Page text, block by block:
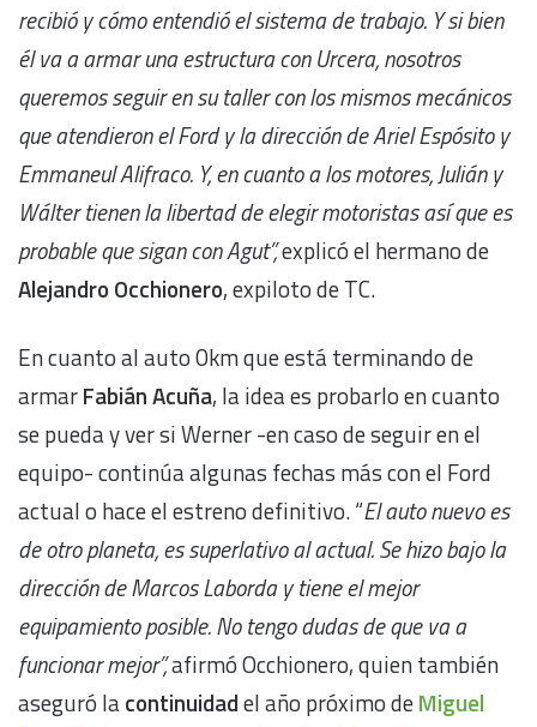
recibió y cómo entendió el sistema de trabajo. Y si bien
él va a armar una estructura con Urcera, nosotros
queremos seguir en su taller con los mismos mecánicos
que atendieron el Ford y la dirección de Ariel Espósito y
Emmaneul Alifraco. Y, en cuanto a los motores, Julián y
Wálter tienen la libertad de elegir motoristas así que es
probable que sigan con Agut”,explicó el hermano de
Alejandro Occhionero, expiloto de TC.
En cuanto al auto 0km que está terminando de
armarFabián Acuña, la idea es probarlo en cuanto
se pueda y ver si Werner -en caso de seguir en el
equipo- continúa algunas fechas más con el Ford
actual o hace el estreno definitivo. “El auto nuevo es
de otro planeta, es superlativo al actual. Se hizo bajo la
dirección de Marcos Laborda y tiene el mejor
equipamiento posible. No tengo dudas de que va a
funcionar mejor”,afirmó Occhionero, quien también
aseguró lacontinuidadel año próximo deMiguel